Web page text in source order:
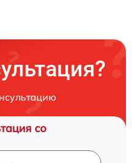
со